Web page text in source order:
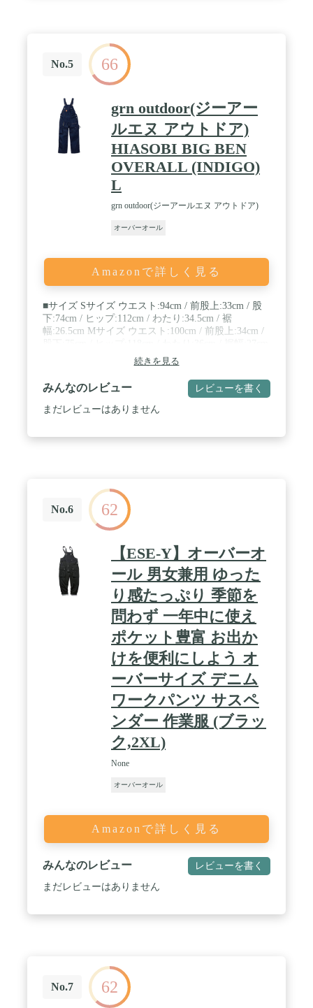
No.5 66
grn outdoor(ジーアー
ルエヌ アウトドア)
HIASOBI BIG BEN
OVERALL (INDIGO)
L
grn outdoor(ジーアールエヌ アウトドア)
オーバーオール
Amazonで詳しく見る
■サイズ Sサイズ ウエスト:94cm / 前股上:33cm / 股
下:74cm / ヒップ:112cm / わたり:34.5cm / 裾
幅:26.5cm Mサイズ ウエスト:100cm / 前股上:34cm /
Lサイズ ウエスト:106cm / 前股上:35cm / 股下:76cm /
ヒップ:124cm / わたり:37.5cm / 裾幅:27.5cm / ■素材
【本体】 綿 ＊ご注意 ※難燃性は焚火を楽しむため
の自社基準によるものです。防炎を保証するもので
はございません。 ※表記寸法より1～2cm程度の誤
続きを見る
みんなのレビュー レビューを書く
まだレビューはありません
No.6 62
【ESE-Y】オーバーオ
ール 男女兼用 ゆった
り感たっぷり 季節を
問わず 一年中に使え
ポケット豊富 お出か
けを便利にしよう オ
ーバーサイズ デニム
ワークパンツ サスペ
ンダー 作業服 (ブラッ
ク,2XL)
None
オーバーオール
Amazonで詳しく見る
みんなのレビュー レビューを書く
まだレビューはありません
No.7 62